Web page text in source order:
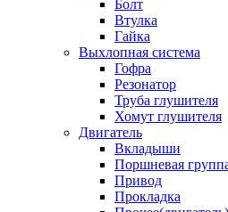
Болт
Втулка
Гайка
Выхлопная система
Гофра
Резонатор
Труба глушителя
Хомут глушителя
Двигатель
Вкладыши
Поршневая
Привод
Прокладка